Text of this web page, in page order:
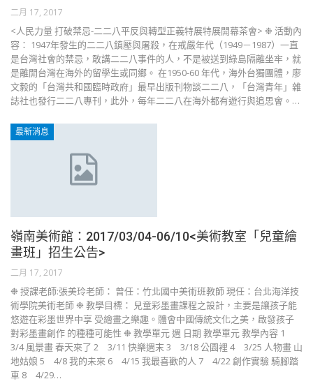
二月 17, 2017
<人民力量 打破禁忌-二二八平反與轉型正義特展特展開幕茶會> ❉ 活動內
容： 1947年發生的二二八鎮壓與屠殺，在戒嚴年代（1949－1987）一直
是台灣社會的禁忌，敢講二二八事件的人，不是被送到綠島隔離坐牢，就
是離開台灣在海外的留學生或同鄉。 在1950-60 年代，海外台獨團體，廖
文毅的「台灣共和國臨時政府」最早出版刊物談二二八，「台灣青年」雜
誌社也發行二二八專刊，此外，每年二二八在海外都有遊行與追思會。…
最新消息
嶺南美術館：2017/03/04-06/10<美術教室「兒童繪
畫班」招生公告>
二月 17, 2017
❉ 授課老師:張美玲老師： 曾任：竹北國中美術班教師 現任：台北海洋技
術學院美術老師 ❉ 教學目標： 兒童彩墨畫課程之設計，主要是讓孩子能
悠遊在彩墨世界中享 受繪畫之樂趣。體會中國傳統文化之美，啟發孩子
對彩墨畫創作 的種種可能性 ❉ 教學單元 週 日期 教學單元 教學內容 1
3/4 風景畫 春天來了 2 3/11 快樂週末 3 3/18 公園裡 4 3/25 人物畫 山
地姑娘 5 4/8 我的未來 6 4/15 我最喜歡的人 7 4/22 創作實驗 騎腳踏
車 8 4/29…